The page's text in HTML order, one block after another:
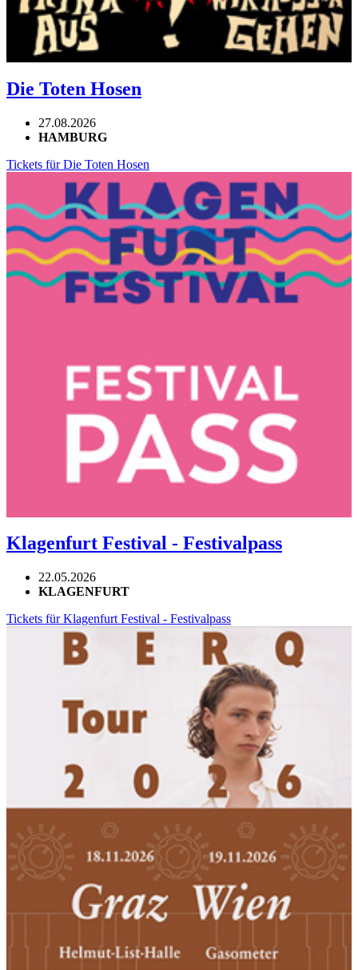
Die Toten Hosen
27.08.2026
HAMBURG
Tickets für Die Toten Hosen
Klagenfurt Festival - Festivalpass
22.05.2026
KLAGENFURT
Tickets für Klagenfurt Festival - Festivalpass